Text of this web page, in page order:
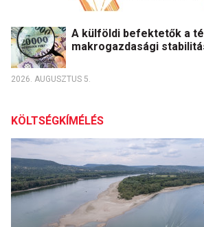
A külföldi befektetők a
makrogazdasági
2026. AUGUSZTUS 5.
KÖLTSÉGKÍMÉLÉS